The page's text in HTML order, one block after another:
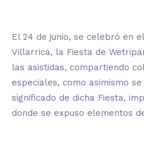
El 24 de junio, se celebró en
Villarrica, la Fiesta de
las asistidas, compartiendo
especiales, como asimismo
significado de dicha Fiesta,
donde se expuso elementos